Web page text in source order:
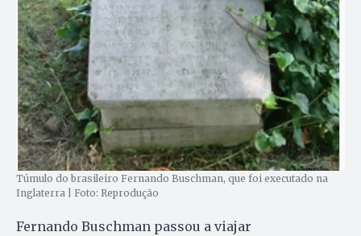
Túmulo do brasileiro Fernando Buschman, que foi executado na
Inglaterra | Foto: Reprodução
Fernando Buschman passou a viajar